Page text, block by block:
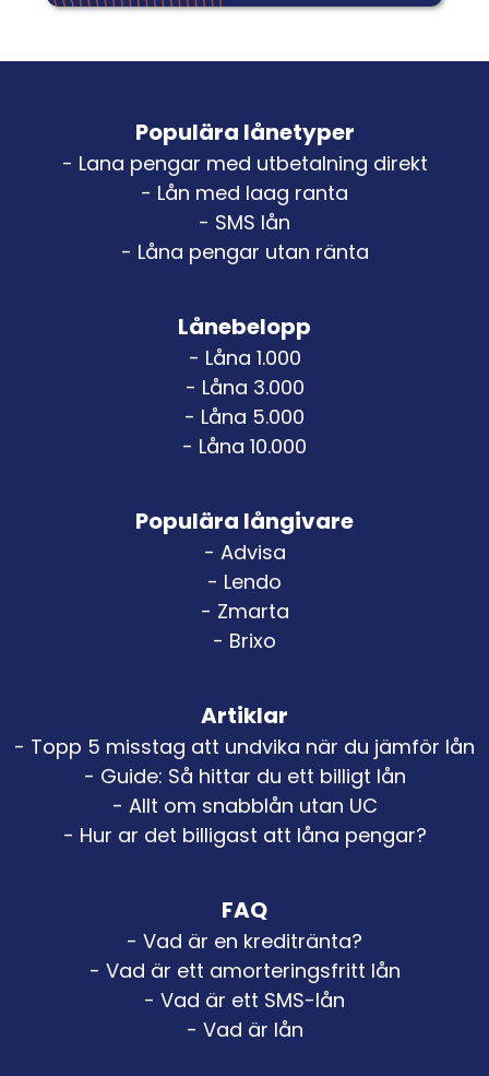
Populära lånetyper
- Lana pengar med utbetalning direkt
- Lån med laag ranta
- SMS lån
- Låna pengar utan ränta
Lånebelopp
- Låna 1.000
- Låna 3.000
- Låna 5.000
- Låna 10.000
Populära långivare
- Advisa
- Lendo
- Zmarta
- Brixo
Artiklar
- Topp 5 misstag att undvika när du jämför lån
- Guide: Så hittar du ett billigt lån
- Allt om snabblån utan UC
- Hur ar det billigast att låna pengar?
FAQ
- Vad är en kreditränta?
- Vad är ett amorteringsfritt lån
- Vad är ett SMS-lån
- Vad är lån